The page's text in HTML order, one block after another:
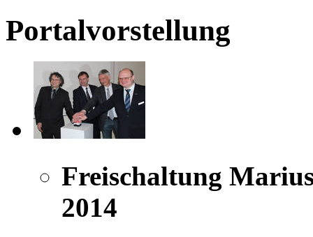
Portalvorstellung
Freischaltung
2014